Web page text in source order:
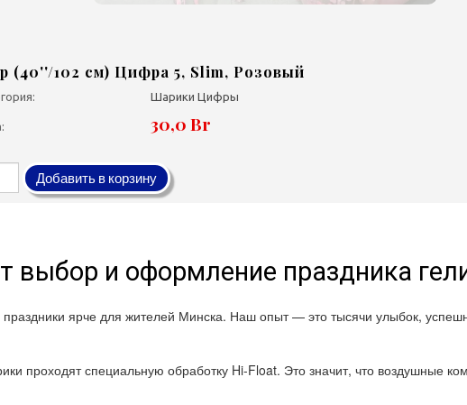
(40''/102 см) Цифра 5, Slim, Розовый
Шарики Цифры
30,0 Br
Добавить в корзину
выбор и оформление праздника
ярче для жителей Минска. Наш опыт — это тысячи улыбок,
проходят специальную обработку Hi-Float. Это значит, что воздушные